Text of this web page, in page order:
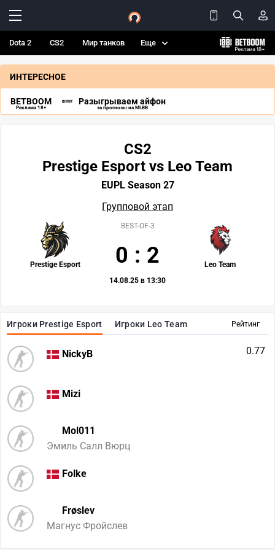
Dota 2 CS2 Мир танков Еще
ИНТЕРЕСНОЕ
BETBOOM
Реклама 18+
Разыгрываем айфон
за прогнозы на MLBB
Рейтинг
Игроки Prestige Esport Игроки Leo Team
NickyB 0.77
Mizi
Mol011
Эмиль Салл Вюрц
Folke
Frøslev
Магнус Фройслев
CS2
Prestige Esport vs Leo Team
EUPL Season 27
Групповой этап
Prestige Esport Leo Team
BEST-OF-3
0 : 2
14.08.25 в 13:30